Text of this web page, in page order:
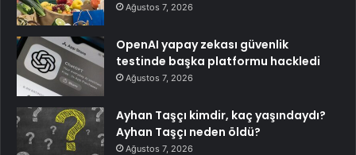
Ağustos 7, 2026
OpenAI yapay zekası güvenlik
testinde başka platformu hackledi
Ağustos 7, 2026
Ayhan Taşçı kimdir, kaç yaşındaydı?
Ayhan Taşçı neden öldü?
Ağustos 7, 2026